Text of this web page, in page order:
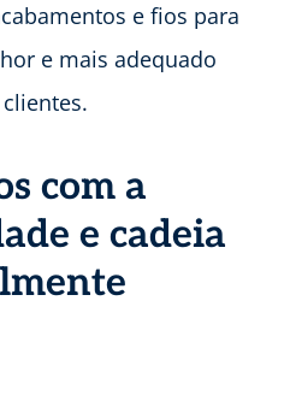
e fios para
e mais adequado
com a
e cadeia